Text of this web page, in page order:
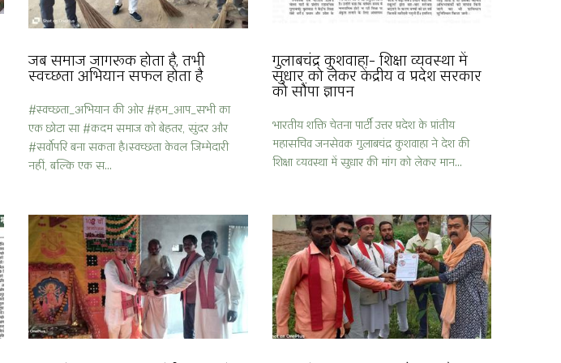
जब समाज जागरूक होता है, तभी
स्वच्छता अभियान सफल होता है
#स्वच्छता_अभियान की ओर #हम_आप_सभी का
एक छोटा सा #कदम समाज को बेहतर, सुंदर और
#सर्वोपरि बना सकता है।स्वच्छता केवल जिम्मेदारी
नहीं, बल्कि एक स...
गुलाबचंद्र कुशवाहा- शिक्षा व्यवस्था में
सुधार को लेकर केंद्रीय व प्रदेश सरकार
को सौंपा ज्ञापन
भारतीय शक्ति चेतना पार्टी उत्तर प्रदेश के प्रांतीय
महासचिव जनसेवक गुलाबचंद्र कुशवाहा ने देश की
शिक्षा व्यवस्था में सुधार की मांग को लेकर मान...